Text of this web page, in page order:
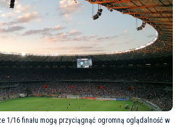
1/16 finału mogą przyciągnąć ogromną oglądalność w